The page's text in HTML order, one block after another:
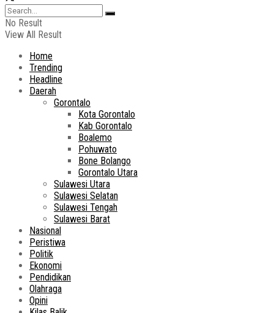
No Result
View All Result
Home
Trending
Headline
Daerah
Gorontalo
Kota Gorontalo
Kab Gorontalo
Boalemo
Pohuwato
Bone Bolango
Gorontalo Utara
Sulawesi Utara
Sulawesi Selatan
Sulawesi Tengah
Sulawesi Barat
Nasional
Peristiwa
Politik
Ekonomi
Pendidikan
Olahraga
Opini